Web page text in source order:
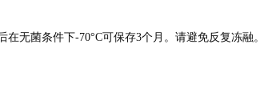
无菌条件下-70°C可保存3个月。请避免反复冻融。